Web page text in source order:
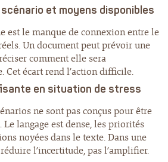
et moyens disponibles
est le manque de connexion entre le
Un document peut prévoir une
comment elle sera
Cet écart rend l’action difficile.
en situation de stress
ne sont pas conçus pour être
langage est dense, les priorités
noyées dans le texte. Dans une
l’incertitude, pas l’amplifier.